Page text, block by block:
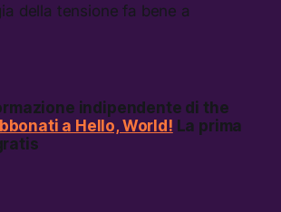
della tensione fa bene a
indipendente di the
a Hello, World! La prima